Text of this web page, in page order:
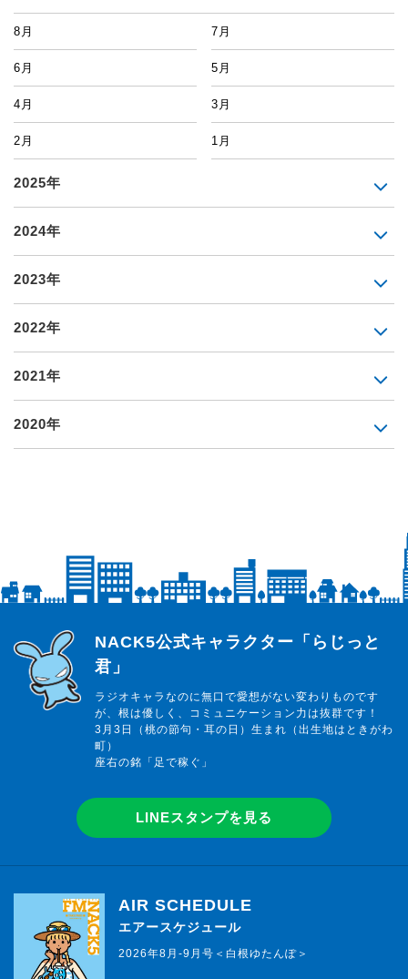
8月 7月
6月 5月
4月 3月
2月 1月
2025年
2024年
2023年
2022年
2021年
2020年
らじっと君
NACK5公式キャラクター「らじっと
君」
ラジオキャラなのに無口で愛想がない変わりものです
が、根は優しく、コミュニケーション力は抜群です！
3月3日（桃の節句・耳の日）生まれ（出生地はときがわ
町）
座右の銘「足で稼ぐ」
LINEスタンプを見る
AIR SCHEDULE
エアースケジュール
2026年8月-9月号＜白根ゆたんぽ＞